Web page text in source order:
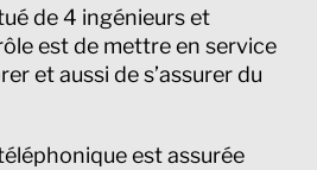
de 4 ingénieurs et
est de mettre en service
et aussi de s’assurer du
est assurée